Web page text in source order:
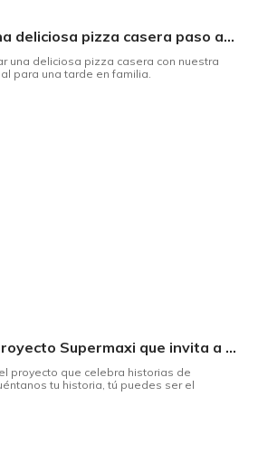
Cómo preparar una deliciosa pizza casera paso a paso
una deliciosa pizza casera con nuestra
para una tarde en familia.
Inspirencers: Un proyecto Supermaxi que invita a ser parte del cambio.
proyecto que celebra historias de
tu historia, tú puedes ser el